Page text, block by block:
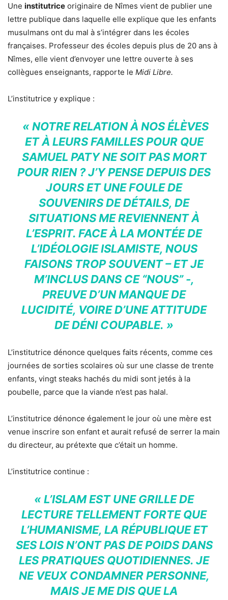
Une institutrice originaire de Nîmes vient de publier une
lettre publique dans laquelle elle explique que les enfants
musulmans ont du mal à s’intégrer dans les écoles
françaises. Professeur des écoles depuis plus de 20 ans à
Nîmes, elle vient d’envoyer une lettre ouverte à ses
collègues enseignants, rapporte le Midi Libre.
L’institutrice y explique :
« NOTRE RELATION À NOS ÉLÈVES
ET À LEURS FAMILLES POUR QUE
SAMUEL PATY NE SOIT PAS MORT
POUR RIEN ? J’Y PENSE DEPUIS DES
JOURS ET UNE FOULE DE
SOUVENIRS DE DÉTAILS, DE
SITUATIONS ME REVIENNENT À
L’ESPRIT. FACE À LA MONTÉE DE
L’IDÉOLOGIE ISLAMISTE, NOUS
FAISONS TROP SOUVENT – ET JE
M’INCLUS DANS CE “NOUS” -,
PREUVE D’UN MANQUE DE
LUCIDITÉ, VOIRE D’UNE ATTITUDE
DE DÉNI COUPABLE. »
L’institutrice dénonce quelques faits récents, comme ces
journées de sorties scolaires où sur une classe de trente
enfants, vingt steaks hachés du midi sont jetés à la
poubelle, parce que la viande n’est pas halal.
L’institutrice dénonce également le jour où une mère est
venue inscrire son enfant et aurait refusé de serrer la main
du directeur, au prétexte que c’était un homme.
L’institutrice continue :
« L’ISLAM EST UNE GRILLE DE
LECTURE TELLEMENT FORTE QUE
L’HUMANISME, LA RÉPUBLIQUE ET
SES LOIS N’ONT PAS DE POIDS DANS
LES PRATIQUES QUOTIDIENNES. JE
NE VEUX CONDAMNER PERSONNE,
MAIS JE ME DIS QUE LA